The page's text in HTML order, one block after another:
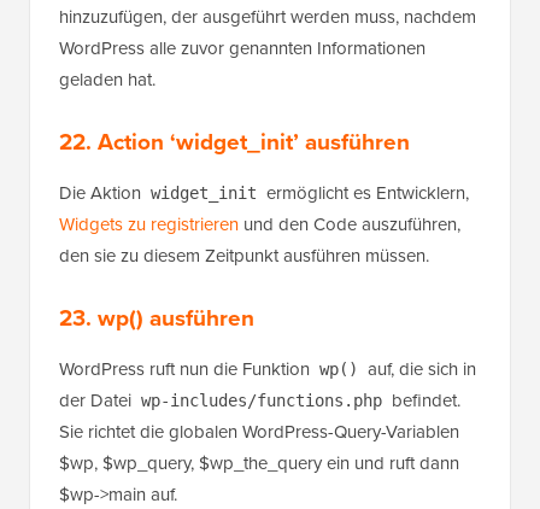
hinzuzufügen, der ausgeführt werden muss, nachdem
WordPress alle zuvor genannten Informationen
geladen hat.
22. Action ‘widget_init’ ausführen
Die Aktion widget_init ermöglicht es Entwicklern,
Widgets zu registrieren und den Code auszuführen,
den sie zu diesem Zeitpunkt ausführen müssen.
23. wp() ausführen
WordPress ruft nun die Funktion wp()
auf, die sich in
der Datei wp-includes/functions.php befindet.
Sie richtet die globalen WordPress-Query-Variablen
$wp, $wp_query, $wp_the_query ein und ruft dann
$wp->main auf.